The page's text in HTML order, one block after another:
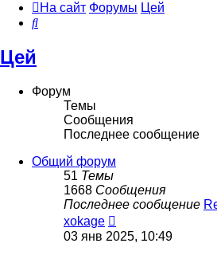
На сайт Форумы Цей
Поиск
Цей
Форум
Темы
Сообщения
Последнее сообщение
Общий форум
51 Темы
1668 Сообщения
Последнее сообщение
xokage
к
последнему
03 янв 2025, 10:49